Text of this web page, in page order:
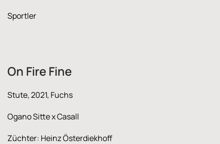
Sportler
On Fire Fine
Stute, 2021, Fuchs
Ogano Sitte x Casall
Züchter: Heinz Österdiekhoff